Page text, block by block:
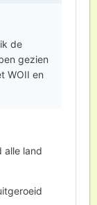
de
gezien
WOII en
alle land